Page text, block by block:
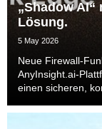
„Shadow AI“
Lösung.
5 May 2026
Neue Firewall-
AnyInsight.ai-
einen sicheren,